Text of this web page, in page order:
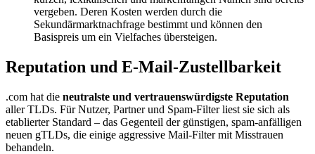
vergeben. Deren Kosten werden durch die
Sekundärmarktnachfrage bestimmt und können den
Basispreis um ein Vielfaches übersteigen.
Reputation und E-Mail-Zustellbarkeit
.com hat die neutralste und vertrauenswürdigste Reputation
aller TLDs. Für Nutzer, Partner und Spam-Filter liest sie sich als
etablierter Standard – das Gegenteil der günstigen, spam-anfälligen
neuen gTLDs, die einige aggressive Mail-Filter mit Misstrauen
behandeln.